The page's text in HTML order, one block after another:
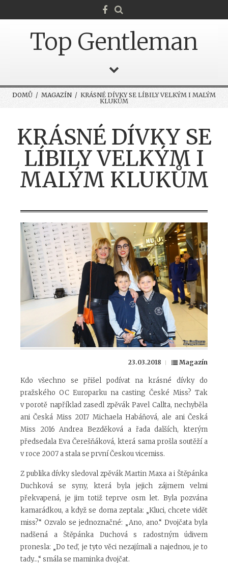
Top Gentleman
DOMŮ / MAGAZÍN / KRÁSNÉ DÍVKY SE LÍBILY VELKÝM I MALÝM
KLUKŮM
KRÁSNÉ DÍVKY SE
LÍBILY VELKÝM I
MALÝM KLUKŮM
23.03.2018 Magazín
Kdo všechno se přišel podívat na krásné dívky do
pražského OC Europarku na casting České Miss? Tak
v porotě například zasedl zpěvák Pavel Callta, nechyběla
ani Česká Miss 2017 Michaela Habáňová, ale ani Česká
Miss 2016 Andrea Bezděková a řada dalších, kterým
předsedala Eva Čerešňáková, která sama prošla soutěží a
v roce 2007 a stala se první Českou vicemiss.
Z publika dívky sledoval zpěvák Martin Maxa a i Štěpánka
Duchková se syny, která byla jejich zájmem velmi
překvapená, je jim totiž teprve osm let. Byla pozvána
kamarádkou, a když se doma zeptala: „Kluci, chcete vidět
miss?“ Ozvalo se jednoznačné: „Ano, ano.“ Dvojčata byla
nadšená a Štěpánka Duchová s radostným údivem
pronesla: „Do teď, je tyto věci nezajímali a najednou, je to
tady…,“ smála se maminka dvojčat.